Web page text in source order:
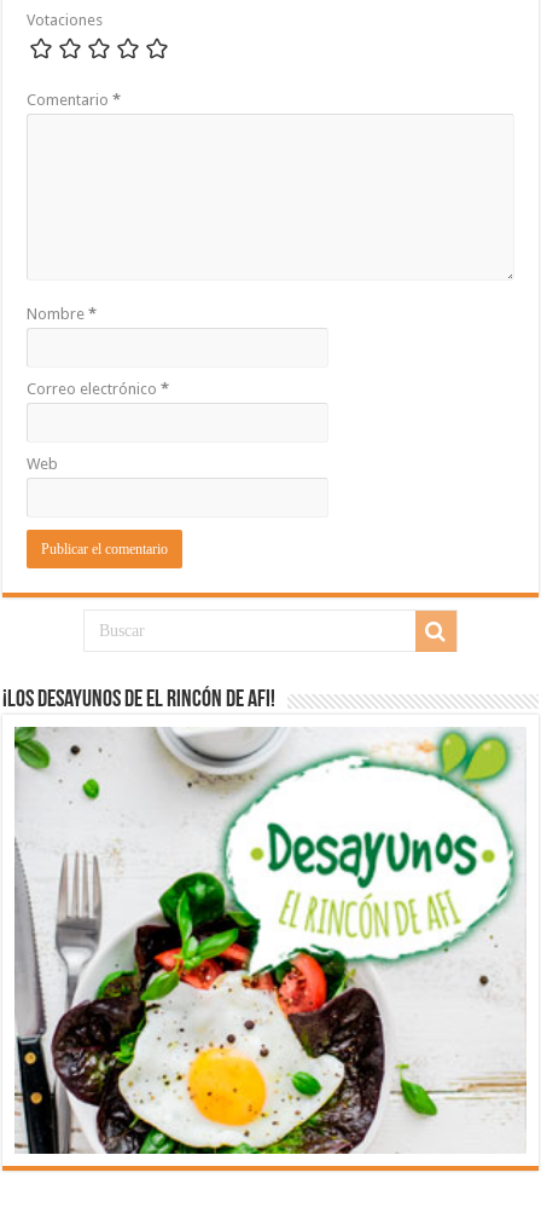
Votaciones
Comentario*
Nombre*
Correo electrónico*
Web
¡Los desayunos de El Rincón de Afi!